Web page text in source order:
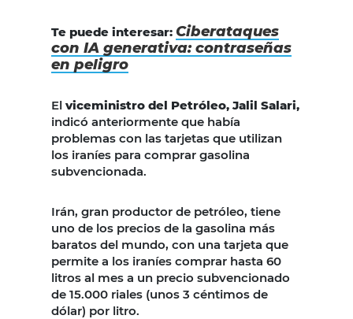
Te puede interesar: Ciberataques
con IA generativa: contraseñas
en peligro
El viceministro del Petróleo, Jalil Salari,
indicó anteriormente que había
problemas con las tarjetas que utilizan
los iraníes para comprar gasolina
subvencionada.
Irán, gran productor de petróleo, tiene
uno de los precios de la gasolina más
baratos del mundo, con una tarjeta que
permite a los iraníes comprar hasta 60
litros al mes a un precio subvencionado
de 15.000 riales (unos 3 céntimos de
dólar) por litro.